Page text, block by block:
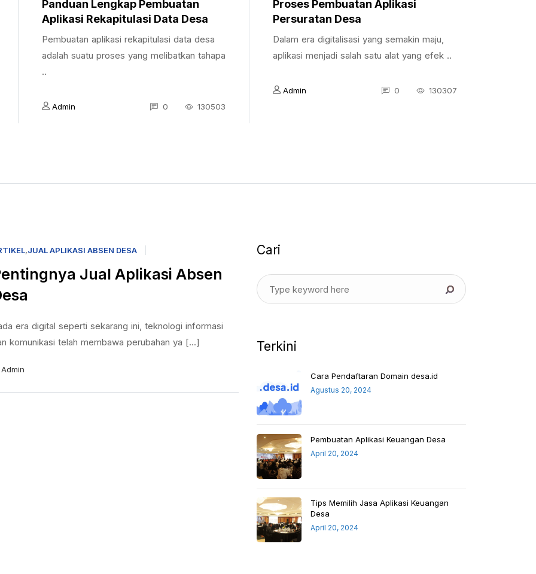
Panduan Lengkap Pembuatan
Aplikasi Rekapitulasi Data Desa
Pembuatan aplikasi rekapitulasi data desa
adalah suatu proses yang melibatkan tahapa
..
Admin 0 130503
Proses Pembuatan Aplikasi
Persuratan Desa
Dalam era digitalisasi yang semakin maju,
aplikasi menjadi salah satu alat yang efek ..
Admin 0 130307
,JUAL APLIKASI ABSEN DESA
Jual Aplikasi Absen
era digital seperti sekarang ini, teknologi informasi
komunikasi telah membawa perubahan ya [...]
Admin
Cari
Terkini
Cara Pendaftaran Domain desa.id
Agustus 20, 2024
Pembuatan Aplikasi Keuangan Desa
April 20, 2024
Tips Memilih Jasa Aplikasi Keuangan
Desa
April 20, 2024